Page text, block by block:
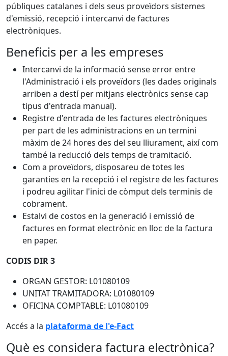
públiques catalanes i dels seus proveïdors sistemes
d'emissió, recepció i intercanvi de factures
electròniques.
Beneficis per a les empreses
Intercanvi de la informació sense error entre
l'Administració i els proveïdors (les dades originals
arriben a destí per mitjans electrònics sense cap
tipus d'entrada manual).
Registre d'entrada de les factures electròniques
per part de les administracions en un termini
màxim de 24 hores des del seu lliurament, així com
també la reducció dels temps de tramitació.
Com a proveïdors, disposareu de totes les
garanties en la recepció i el registre de les factures
i podreu agilitar l'inici de còmput dels terminis de
cobrament.
Estalvi de costos en la generació i emissió de
factures en format electrònic en lloc de la factura
en paper.
CODIS DIR 3
ORGAN GESTOR: L01080109
UNITAT TRAMITADORA: L01080109
OFICINA COMPTABLE: L01080109
Accés a la plataforma de l'e-Fact
Què es considera factura electrònica?